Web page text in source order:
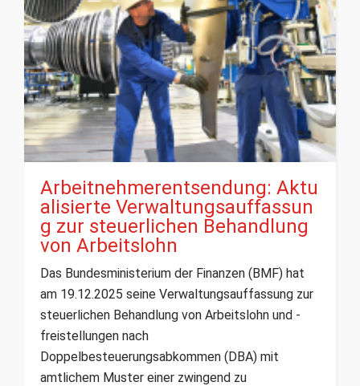
Arbeitnehmerentsendung: Aktu
alisierte Verwaltungsauffassun
g zur steuerlichen Behandlung
von Arbeitslohn
Das Bundesministerium der Finanzen (BMF) hat
am 19.12.2025 seine Verwaltungsauffassung zur
steuerlichen Behandlung von Arbeitslohn und -
freistellungen nach
Doppelbesteuerungsabkommen (DBA) mit
amtlichem Muster einer zwingend zu